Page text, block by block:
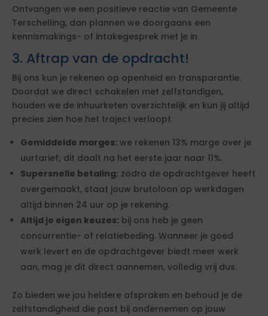
Ontvangen we een positieve reactie van Gemeente
Terschelling, dan plannen we doorgaans een
kennismakings- of intakegesprek met je in.
3. Aftrap van de opdracht!
Bij ons kun je rekenen op openheid en transparantie.
Doordat we direct schakelen met zelfstandigen,
houden we de inhuurketen overzichtelijk en kun jij altijd
precies zien hoe het traject verloopt.
Gemiddelde marges: we rekenen 13% marge over je
uurtarief; dit daalt na het eerste jaar naar 11%.
Supersnelle betaling: zodra de opdrachtgever heeft
overgemaakt, staat jouw brutoloon op werkdagen
altijd binnen 24 uur op je rekening.
Altijd je eigen keuzes: bij ons heb je geen
concurrentie- of relatiebeding. Wanneer je goed
werk levert en de opdrachtgever biedt meer werk
aan, mag je dit direct aannemen, volledig vrij dus.
Zo bieden we jou heldere afspraken en behoud je de
zelfstandigheid die past bij ondernemen op jouw